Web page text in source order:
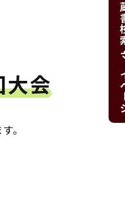
大会
。
蔵書